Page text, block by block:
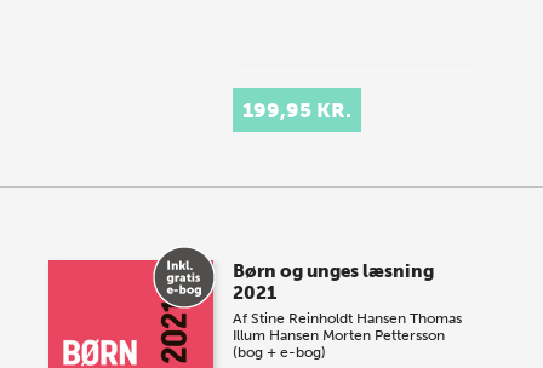
199,95 KR.
Børn og unges læsning
2021
AfStine Reinholdt Hansen Thomas
Illum Hansen Morten Pettersson
(bog + e-bog)